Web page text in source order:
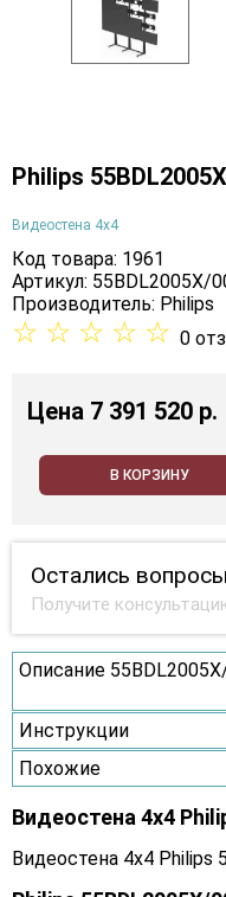
Philips
Видеостена 4х4
Код товара: 1961
Артикул: 55BDL2005X/
Производитель: Philips
☆ ☆ ☆ ☆ ☆ 0
Цена 7 391 520 p.
В КОРЗИНУ
Остались
Получите
Описание
Инструкции
Похожие
Видеостена 4x4
Видеостена 4x4 Philips